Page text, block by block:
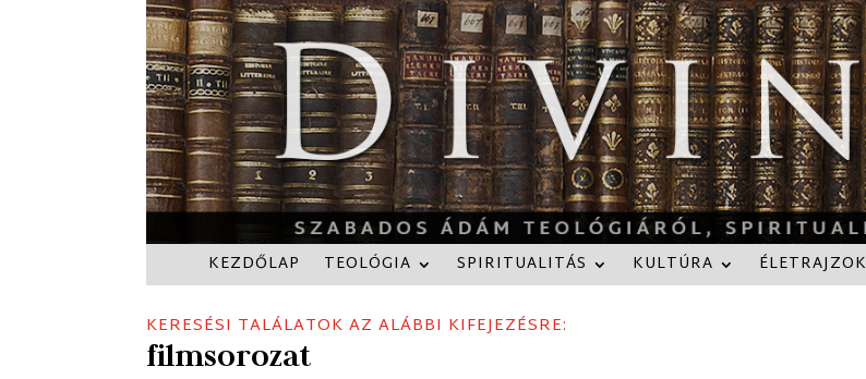
KEZDŐLAP TEOLÓGIA SPIRITUALITÁS KULTÚRA ÉLETRAJZOK
KERESÉSI TALÁLATOK AZ ALÁBBI KIFEJEZÉSRE:
filmsorozat